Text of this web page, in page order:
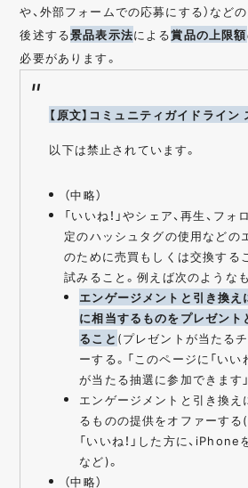
や、外部フォームでの応募にする）など
後述する景品表示法による賞品の上限額
必要があります。
【原文】コミュニティガイドライン
以下は禁止されています。
（中略）
「いいね！」やシェア、再生、フォ
定のハッシュタグの使用などの
のために売買もしくは交換する
試みること。例えば次のような
エンゲージメントと引き換え
に相当するものをプレゼント
ること (プレゼントが当たる
ーする。「このページに「いい
が当たる抽選に参加できます
エンゲージメントと引き換え
るものの提供をオファーする
「いいね！」した方に、iPhone
など)。
（中略）